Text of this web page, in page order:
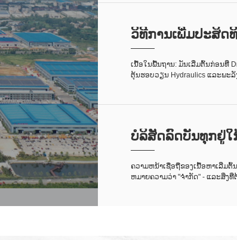
ວິທີການເພີ່ມປະສິດ
m ...<
ເນື້ອໃນພື້ນຖານ: ມັນເລີ່ມຕົ້ນກ່ອນທີ່
ຕຸ້ນຮອບວຽນ Hydraulics ແລະພະ
ບໍ​ລິ​ສັດ​ລົດ​ບັນ​ທຸກ​ຢູ່​ໃ
...<
ຄວາມຫນ້າເຊື່ອຖືຂອງເນື້ອຫາເລີ່ມຕົ້
ຫມາຍຄວາມວ່າ "ຈໍາກັດ" - ແລະສິ່ງ